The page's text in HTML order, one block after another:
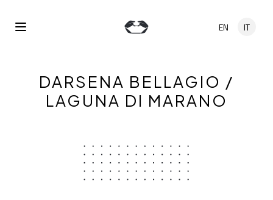
Open Menu
EN IT
DARSENA BELLAGIO /
LAGUNA DI MARANO